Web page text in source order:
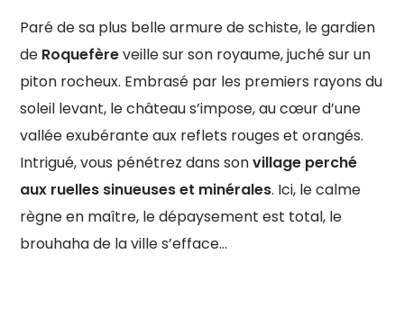
Paré de sa plus belle armure de schiste, le gardien
de Roquefèreveille sur son royaume, juché sur un
piton rocheux. Embrasé par les premiers rayons du
soleil levant, le château s’impose, au cœur d’une
vallée exubérante aux reflets rouges et orangés.
Intrigué, vous pénétrez dans sonvillage perché
aux ruelles sinueuses et minérales. Ici, le calme
règne en maître, le dépaysement est total, le
brouhaha de la ville s’efface…